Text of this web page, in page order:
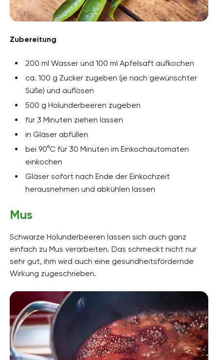
Zubereitung
200 ml Wasser und 100 ml Apfelsaft aufkochen
ca. 100 g Zucker zugeben (je nach gewünschter
Süße) und auflösen
500 g Holunderbeeren zugeben
für 3 Minuten ziehen lassen
in Gläser abfüllen
bei 90°C für 30 Minuten im Einkochautomaten
einkochen
Gläser sofort nach Ende der Einkochzeit
herausnehmen und abkühlen lassen
Mus
Schwarze Holunderbeeren lassen sich auch ganz
einfach zu Mus verarbeiten. Das schmeckt nicht nur
sehr gut, ihm wird auch eine gesundheitsfördernde
Wirkung zugeschrieben.